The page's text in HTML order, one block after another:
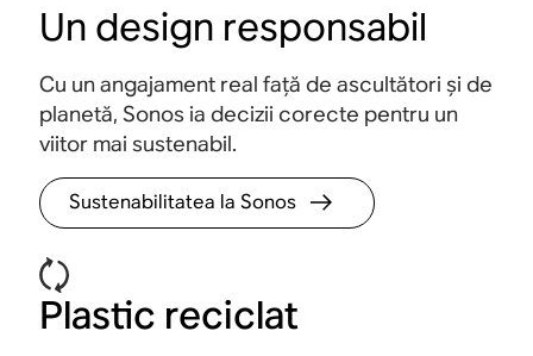
Comenzi tactile
Comenzile tactile intuitive oferă control rapid,
pentru a reda, a întrerupe, a regla volumul și a
grupa boxele Sonos.
Un design responsabil
Cu un angajament real față de ascultători și de
planetă, Sonos ia decizii corecte pentru un
viitor mai sustenabil.
Sustenabilitatea la Sonos
Plastic reciclat